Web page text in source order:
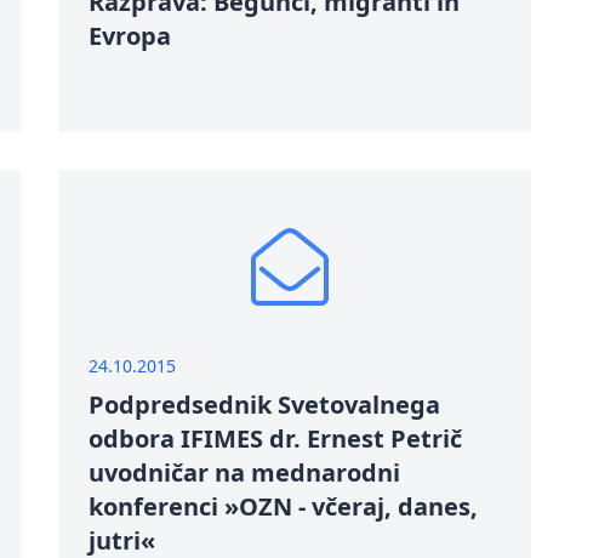
Evropa
24.10.2015
Podpredsednik Svetovalnega
odbora IFIMES dr. Ernest Petrič
uvodničar na mednarodni
konferenci »OZN - včeraj, danes,
jutri«